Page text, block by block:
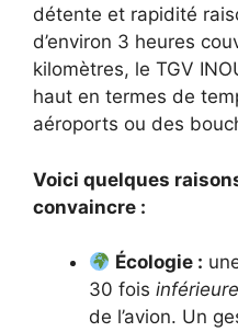
détente et rapidité
d’environ 3 heures
kilomètres, le TGV
haut en termes de
aéroports ou des
Voici quelques
convaincre :
Écologie :
30 fois inférieure
de l’avion. Un